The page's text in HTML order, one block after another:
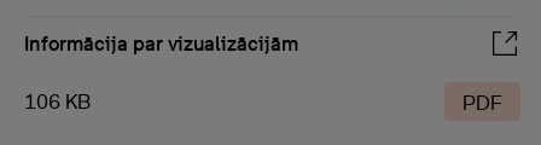
Informācija par vizualizācijām
106 KB PDF